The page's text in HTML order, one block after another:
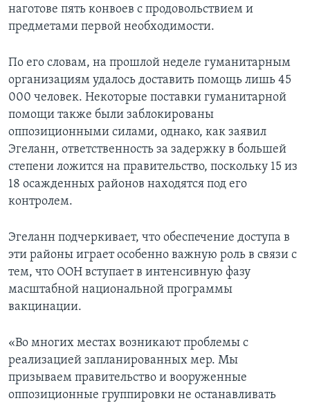
наготове пять конвоев с продовольствием и
предметами первой необходимости.
По его словам, на прошлой неделе гуманитарным
организациям удалось доставить помощь лишь 45
000 человек. Некоторые поставки гуманитарной
помощи также были заблокированы
оппозиционными силами, однако, как заявил
Эгеланн, ответственность за задержку в большей
степени ложится на правительство, поскольку 15 из
18 осажденных районов находятся под его
контролем.
Эгеланн подчеркивает, что обеспечение доступа в
эти районы играет особенно важную роль в связи с
тем, что ООН вступает в интенсивную фазу
масштабной национальной программы
вакцинации.
«Во многих местах возникают проблемы с
реализацией запланированных мер. Мы
призываем правительство и вооруженные
оппозиционные группировки не останавливать